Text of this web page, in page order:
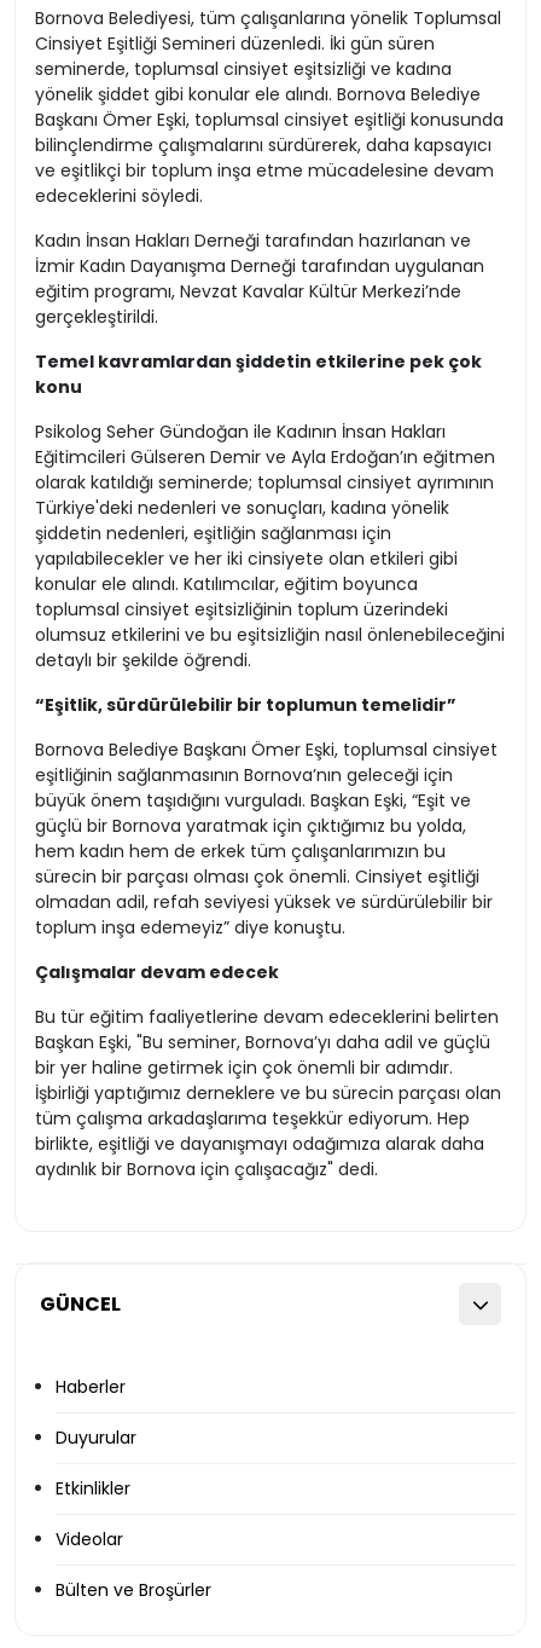
GÜNCEL
Haberler
Duyurular
Etkinlikler
Videolar
Bülten ve Broşürler
Bornova Belediyesi, tüm çalışanlarına yönelik Toplumsal
Cinsiyet Eşitliği Semineri düzenledi. İki gün süren
seminerde, toplumsal cinsiyet eşitsizliği ve kadına
yönelik şiddet gibi konular ele alındı. Bornova Belediye
Başkanı Ömer Eşki, toplumsal cinsiyet eşitliği konusunda
bilinçlendirme çalışmalarını sürdürerek, daha kapsayıcı
ve eşitlikçi bir toplum inşa etme mücadelesine devam
edeceklerini söyledi.
Kadın İnsan Hakları Derneği tarafından hazırlanan ve
İzmir Kadın Dayanışma Derneği tarafından uygulanan
eğitim programı, Nevzat Kavalar Kültür Merkezi’nde
gerçekleştirildi.
Temel kavramlardan şiddetin etkilerine pek çok
konu
Psikolog Seher Gündoğan ile Kadının İnsan Hakları
Eğitimcileri Gülseren Demir ve Ayla Erdoğan’ın eğitmen
olarak katıldığı seminerde; toplumsal cinsiyet ayrımının
Türkiye'deki nedenleri ve sonuçları, kadına yönelik
şiddetin nedenleri, eşitliğin sağlanması için
yapılabilecekler ve her iki cinsiyete olan etkileri gibi
konular ele alındı. Katılımcılar, eğitim boyunca
toplumsal cinsiyet eşitsizliğinin toplum üzerindeki
olumsuz etkilerini ve bu eşitsizliğin nasıl önlenebileceğini
detaylı bir şekilde öğrendi.
“Eşitlik, sürdürülebilir bir toplumun temelidir”
Bornova Belediye Başkanı Ömer Eşki, toplumsal cinsiyet
eşitliğinin sağlanmasının Bornova’nın geleceği için
büyük önem taşıdığını vurguladı. Başkan Eşki, “Eşit ve
güçlü bir Bornova yaratmak için çıktığımız bu yolda,
hem kadın hem de erkek tüm çalışanlarımızın bu
sürecin bir parçası olması çok önemli. Cinsiyet eşitliği
olmadan adil, refah seviyesi yüksek ve sürdürülebilir bir
toplum inşa edemeyiz” diye konuştu.
Çalışmalar devam edecek
Bu tür eğitim faaliyetlerine devam edeceklerini belirten
Başkan Eşki, "Bu seminer, Bornova’yı daha adil ve güçlü
bir yer haline getirmek için çok önemli bir adımdır.
İşbirliği yaptığımız derneklere ve bu sürecin parçası olan
tüm çalışma arkadaşlarıma teşekkür ediyorum. Hep
birlikte, eşitliği ve dayanışmayı odağımıza alarak daha
aydınlık bir Bornova için çalışacağız" dedi.